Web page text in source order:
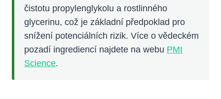
čistotu propylenglykolu a rostlinného
glycerinu, což je základní předpoklad pro
snížení potenciálních rizik. Více o vědeckém
pozadí ingrediencí najdete na webu PMI
Science.